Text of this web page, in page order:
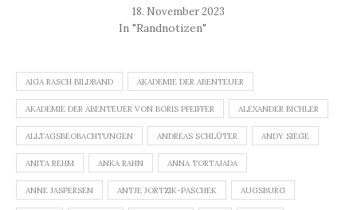
18. November 2023
In "Randnotizen"
AIGA RASCH BILDBAND AKADEMIE DER ABENTEUER
AKADEMIE DER ABENTEUER VON BORIS PFEIFFER ALEXANDER BICHLER
ALLTAGSBEOBACHTUNGEN ANDREAS SCHLÜTER ANDY SIEGE
ANITA REHM ANKA RAHN ANNA TORTAJADA
ANNE JASPERSEN ANTJE JORTZIK-PASCHEK AUGSBURG